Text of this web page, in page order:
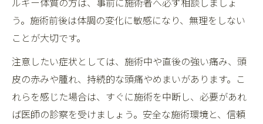
う。施術前後は体調の変化に敏感になり、無理をしない
ことが大切です。
注意したい症状としては、施術中や直後の強い痛み、頭
皮の赤みや腫れ、持続的な頭痛やめまいがあります。こ
れらを感じた場合は、すぐに施術を中断し、必要があれ
ば医師の診察を受けましょう。安全な施術環境と、信頼